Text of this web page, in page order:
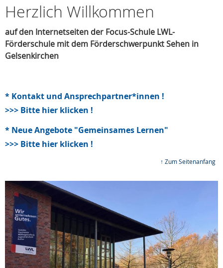
Herzlich Willkommen
auf den Internetseiten der Focus-Schule LWL-
Förderschule mit dem Förderschwerpunkt Sehen in
Gelsenkirchen
* Kontakt und Ansprechpartner*innen !
>>> Bitte hier klicken !
* Neue Angebote "Gemeinsames Lernen"
>>> Bitte hier klicken !
↑ Zum Seitenanfang